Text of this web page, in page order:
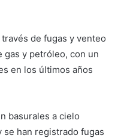
de fugas y venteo
y petróleo, con un
en los últimos años
basurales a cielo
han registrado fugas